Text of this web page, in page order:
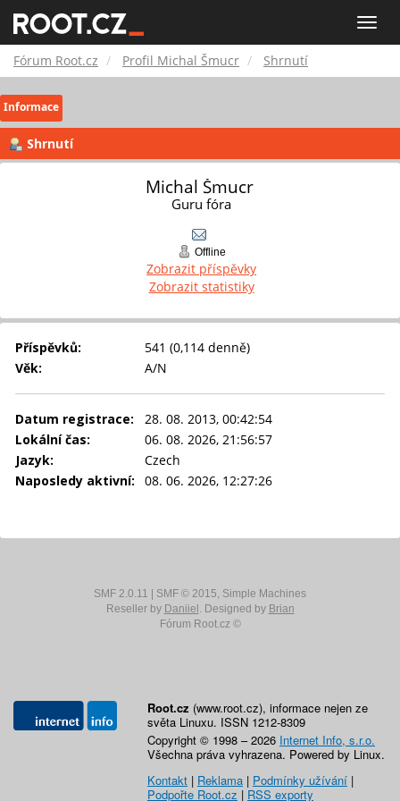
Toggle
Root.cz
Fórum Root.cz Profil Michal Šmucr Shrnutí
Informace
Shrnutí
Michal Šmucr
Guru fóra
Offline
Zobrazit příspěvky
Zobrazit statistiky
Příspěvků:
541 (0,114 denně)
Věk:
A/N
Datum registrace:
28. 08. 2013, 00:42:54
Lokální čas:
06. 08. 2026, 21:56:57
Jazyk:
Czech
Naposledy aktivní:
08. 06. 2026, 12:27:26
SMF 2.0.11 SMF © 2015, Simple Machines
Reseller by Daniiel . Designed by Brian
Fórum Root.cz ©
Root.cz (www.root.cz), informace nejen ze
světa Linuxu. ISSN 1212-8309
Copyright © 1998 – 2026 Internet Info, s.r.o.
Všechna práva vyhrazena. Powered by Linux.
Kontakt | Reklama | Podmínky užívání |
Podpořte Root.cz | RSS exporty